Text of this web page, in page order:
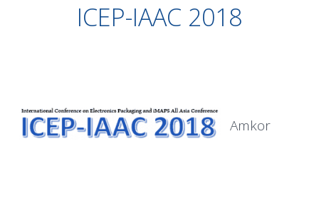
ICEP-IAAC 2018
Amkor